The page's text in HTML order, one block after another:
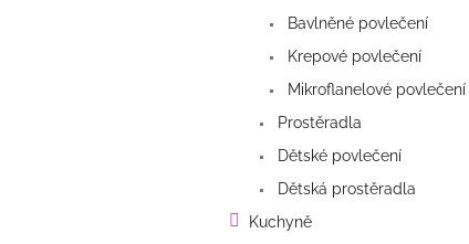
Bavlněné povlečení
Krepové povlečení
Mikroflanelové povlečení
Prostěradla
Dětské povlečení
Dětská prostěradla
Kuchyně